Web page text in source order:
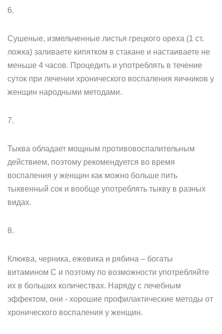
6.
Сушеные, измельченные листья грецкого ореха (1 ст.
ложка) заливаете кипятком в стакане и настаиваете не
меньше 4 часов. Процедить и употреблять в течение
суток при лечении хронического воспаления яичников у
женщин народными методами.
7.
Тыква обладает мощным противовоспалительным
действием, поэтому рекомендуется во время
воспаления у женщин как можно больше пить
тыквенный сок и вообще употреблять тыкву в разных
видах.
8.
Клюква, черника, ежевика и рябина – богаты
витамином С и поэтому по возможности употребляйте
их в больших количествах. Наряду с лечебным
эффектом, они - хорошие профилактические методы от
хронического воспаления у женщин.